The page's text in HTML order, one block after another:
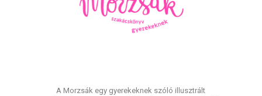
A Morzsák egy gyerekeknek szóló illusztrált